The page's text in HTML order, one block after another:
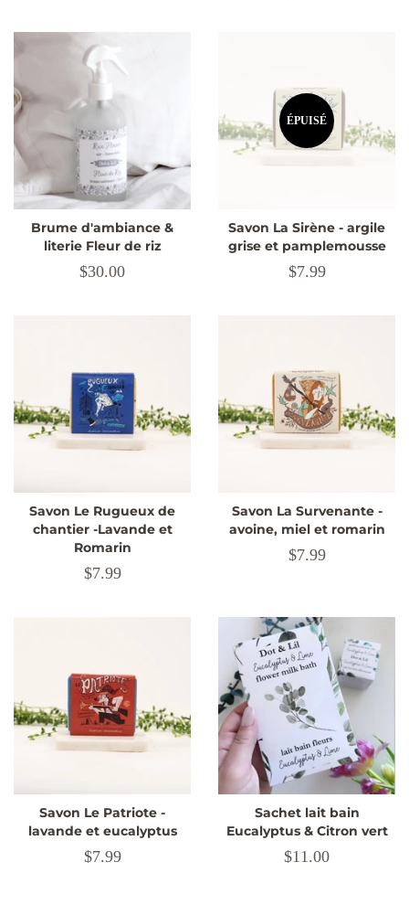
Brume d'ambiance &
literie Fleur de riz
Prix
$30.00
ÉPUISÉ
Savon La Sirène - argile
grise et pamplemousse
Prix
$7.99
Savon Le Rugueux de
chantier -Lavande et
Romarin
Prix
$7.99
Savon La Survenante -
avoine, miel et romarin
Prix
$7.99
Savon Le Patriote -
lavande et eucalyptus
Prix
$7.99
Sachet lait bain
Eucalyptus & Citron vert
Prix
$11.00